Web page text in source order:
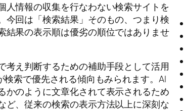
情報の収集を行なわない検索サイトを
今回は「検索結果」そのもの、つまり検
結果の表示順は優劣の順位ではありませ
え判断するための補助手段として活用
索で優先される傾向もみられます。AI
かのように文章化されて表示されるため
ど、従来の検索の表示方法以上に深刻な